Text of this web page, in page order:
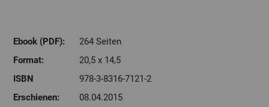
Ebook (PDF):
264 Seiten
Format:
20,5 x 14,5
ISBN
978-3-8316-7121-2
Erschienen:
08.04.2015